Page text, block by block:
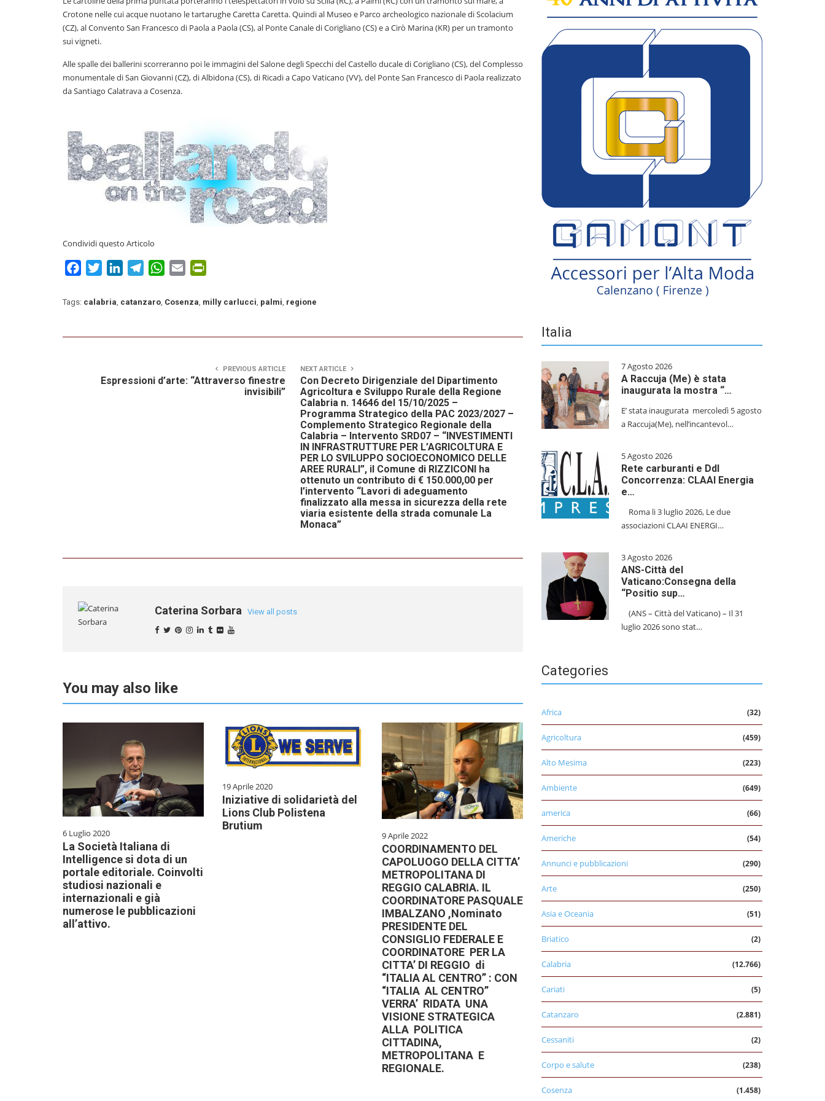
Crotone nelle cui acque nuotano le tartarughe Caretta Caretta. Quindi al Museo e Parco archeologico nazionale di Scolacium
(CZ), al Convento San Francesco di Paola a Paola (CS), al Ponte Canale di Corigliano (CS) e a Cirò Marina (KR) per un tramonto
sui vigneti.
Alle spalle dei ballerini scorreranno poi le immagini del Salone degli Specchi del Castello ducale di Corigliano (CS), del Complesso
monumentale di San Giovanni (CZ), di Albidona (CS), di Ricadi a Capo Vaticano (VV), del Ponte San Francesco di Paola realizzato
da Santiago Calatrava a Cosenza.
Condividi questo Articolo
FacebookTwitterLinkedInTelegramWhatsApp
Email
Tags: calabria, catanzaro, Cosenza, milly carlucci, palmi, regione
PREVIOUS ARTICLE
Espressioni d’arte: “Attraverso finestre
invisibili”
NEXT ARTICLE
Con Decreto Dirigenziale del Dipartimento
Agricoltura e Sviluppo Rurale della Regione
Calabria n. 14646 del 15/10/2025 –
Programma Strategico della PAC 2023/2027 –
Complemento Strategico Regionale della
Calabria – Intervento SRD07 – “INVESTIMENTI
IN INFRASTRUTTURE PER L’AGRICOLTURA E
PER LO SVILUPPO SOCIOECONOMICO DELLE
AREE RURALI”, il Comune di RIZZICONI ha
ottenuto un contributo di € 150.000,00 per
l’intervento “Lavori di adeguamento
finalizzato alla messa in sicurezza della rete
viaria esistente della strada comunale La
Monaca”
Caterina Sorbara View all posts
You may also like
6 Luglio 2020
La Società Italiana di
Intelligence si dota di un
portale editoriale. Coinvolti
studiosi nazionali e
internazionali e già
numerose le pubblicazioni
all’attivo.
19 Aprile 2020
Iniziative di solidarietà del
Lions Club Polistena
Brutium
9 Aprile 2022
COORDINAMENTO DEL
CAPOLUOGO DELLA CITTA’
METROPOLITANA DI
REGGIO CALABRIA. IL
COORDINATORE PASQUALE
IMBALZANO ,Nominato
PRESIDENTE DEL
CONSIGLIO FEDERALE E
COORDINATORE PER LA
CITTA’ DI REGGIO di
“ITALIA AL CENTRO” : CON
“ITALIA AL CENTRO”
VERRA’ RIDATA UNA
VISIONE STRATEGICA
ALLA POLITICA
CITTADINA,
METROPOLITANA E
REGIONALE.
Italia
7 Agosto 2026
A Raccuja (Me) è stata
inaugurata la mostra “…
E’ stata inaugurata mercoledì 5 agosto
a Raccuja(Me), nell’incantevol…
5 Agosto 2026
Rete carburanti e Ddl
Concorrenza: CLAAI Energia
e…
​Roma li 3 luglio 2026, Le due
associazioni CLAAI ENERGI…
3 Agosto 2026
ANS-Città del
Vaticano:Consegna della
“Positio sup…
(ANS – Città del Vaticano) – Il 31
luglio 2026 sono stat…
Categories
Africa (32)
Agricoltura (459)
Alto Mesima (223)
Ambiente (649)
america (66)
Americhe (54)
Annunci e pubblicazioni (290)
Arte (250)
Asia e Oceania (51)
Briatico (2)
Calabria (12.766)
Cariati (5)
Catanzaro (2.881)
Cessaniti (2)
Corpo e salute (238)
Cosenza (1.458)